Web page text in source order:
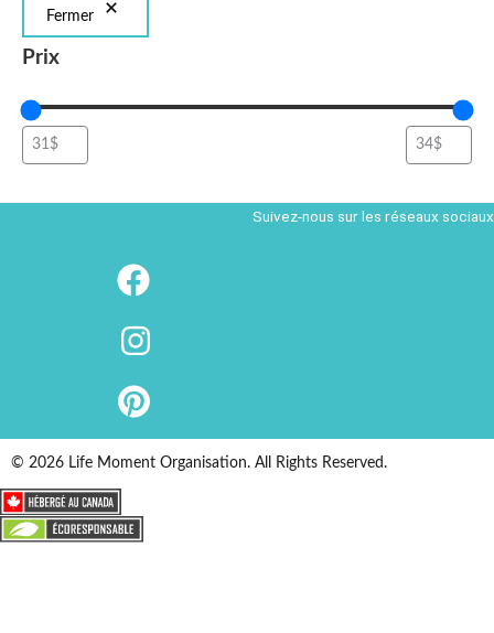
Fermer
Prix
Suivez-nous sur les réseaux sociaux
© 2026 Life Moment Organisation. All Rights Reserved.